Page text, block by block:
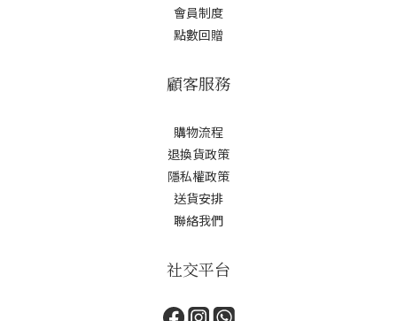
會員制度
點數回贈
顧客服務
購物流程
退換貨政策
隱私權政策
送貨安排
聯絡我們
社交平台